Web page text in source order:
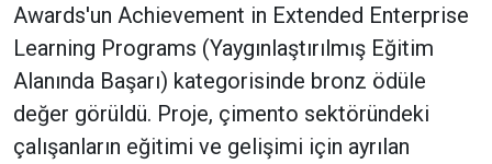
Awards'un Achievement in Extended Enterprise
Learning Programs (Yaygınlaştırılmış Eğitim
Alanında Başarı) kategorisinde bronz ödüle
değer görüldü. Proje, çimento sektöründeki
çalışanların eğitimi ve gelişimi için ayrılan